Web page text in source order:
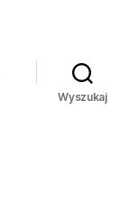
Wyszukaj